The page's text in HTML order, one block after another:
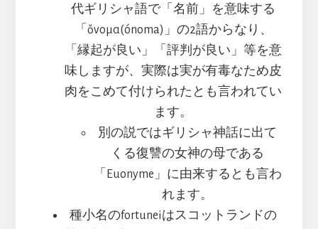
代ギリシャ語で「名前」を意味する
「ὄνομα(ónoma)」の2語からなり、
「縁起が良い」「評判が良い」等を意
味しますが、実際は実が有毒なため皮
肉をこめて付けられたとも言われてい
ます。
別の説ではギリシャ神話に出て
くる復讐の女神の母である
「Euonyme」に由来するとも言わ
れます。
種小名のfortuneiはスコットランドの